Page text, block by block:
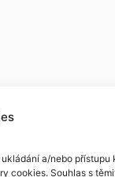
a/nebo přístupu
cookies. Souhlas s